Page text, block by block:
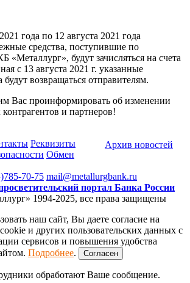
года по 12 августа 2021 года
средства, поступившие по
будут зачисляться на счета
с 13 августа 2021 г. указанные
возвращаться отправителям.
Вас проинформировать об изменении
и партнеров!
Архив новостей
Реквизиты
Обмен
70-75 mail@metallurgbank.ru
портал Банка России
1994-2025, все права защищены
наш сайт, Вы даете согласие на
и других пользовательских данных с
сервисов и повышения удобства
Подробнее. Согласен
обработают Ваше сообщение.